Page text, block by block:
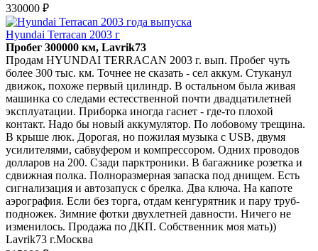
330000 ₽
Hyundai Terracan 2003 г
Пробег 300000 км, Lavrik73
Продам HYUNDAI TERRACAN 2003 г. вып. Пробег чуть
более 300 тыс. км. Точнее не сказать - сел аккум. Стуканул
движок, похоже первый цилиндр. В остальном была живая
машинка со следами естесственной почти двадцатилетней
эксплуатации. Приборка иногда гаснет - где-то плохой
контакт. Надо бы новый аккумулятор. По лобовому трещина.
В крыше люк. Дорогая, но пожилая музыка с USB, двумя
усилителями, сабвуфером и компрессором. Одних проводов
долларов на 200. Сзади парктроники. В багажнике розетка и
сдвижная полка. Полноразмерная запаска под днищем. Есть
сигнализация и автозапуск с брелка. Два ключа. На капоте
аэрография. Если без торга, отдам кенгурятник и пару труб-
подножек. Зимние фотки двухлетней давности. Ничего не
изменилось. Продажа по ДКП. Собственник моя мать))
Lavrik73 г.Москва